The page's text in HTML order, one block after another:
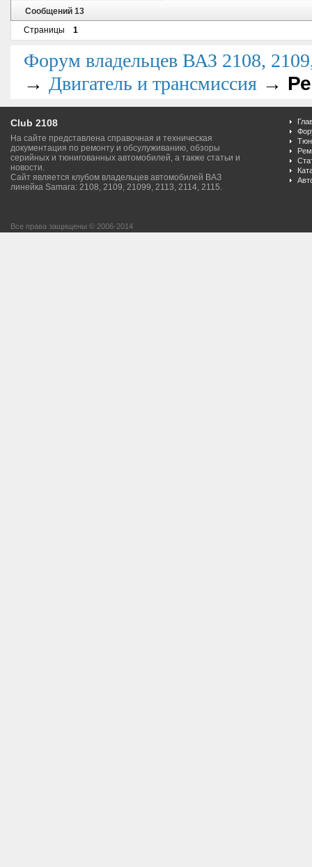
Сообщений 13
Страницы
1
Форум владельцев ВАЗ 2108,
→ Двигатель и трансмиссия →
Club 2108
На сайте представлена справочная и техническая
документация по ремонту и обсулуживанию, обзоры
серийных и тюнигованных автомобилей, а также статьи и
новости.
Сайт является клубом владельцев автомобилей ВАЗ
линейка Samara: 2108, 2109, 21099, 2113, 2114, 2115.
Все права защищены © 2006-2014